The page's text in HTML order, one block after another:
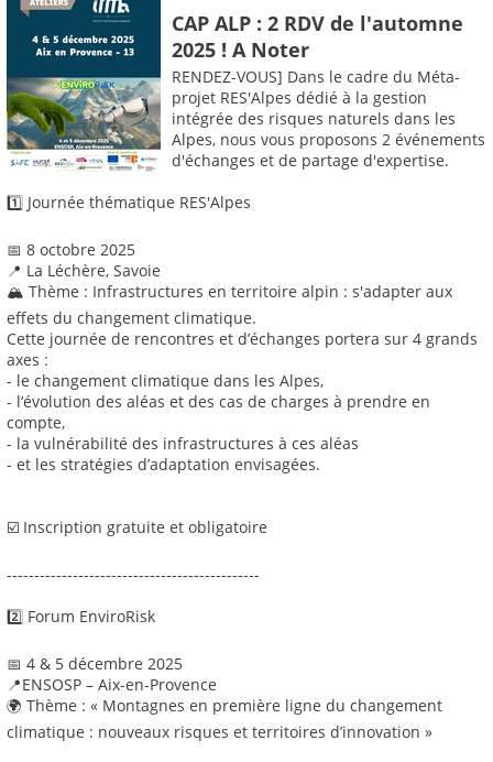
CAP ALP : 2 RDV de l'automne
2025 ! A Noter
RENDEZ-VOUS] Dans le cadre du Méta-
projet RES'Alpes dédié à la gestion
intégrée des risques naturels dans les
Alpes, nous vous proposons 2 événements
d'échanges et de partage d'expertise.
1️⃣ Journée thématique RES'Alpes
📅 8 octobre 2025
📍 La Léchère, Savoie
🏔️ Thème : Infrastructures en territoire alpin : s'adapter aux
effets du changement climatique.
Cette journée de rencontres et d’échanges portera sur 4 grands
axes :
- le changement climatique dans les Alpes,
- l’évolution des aléas et des cas de charges à prendre en
compte,
- la vulnérabilité des infrastructures à ces aléas
- et les stratégies d’adaptation envisagées.
☑️ Inscription gratuite et obligatoire
----------------------------------------------
2️⃣ Forum EnviroRisk
📅 4 & 5 décembre 2025
📍ENSOSP – Aix-en-Provence
🌍 Thème : « Montagnes en première ligne du changement
climatique : nouveaux risques et territoires d’innovation »